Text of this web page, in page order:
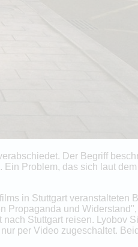
Der Begriff
Problem, das sich laut
in Stuttgart veranstalteten
Propaganda und Widerstand",
Stuttgart reisen. Lyobov
per Video zugeschaltet.